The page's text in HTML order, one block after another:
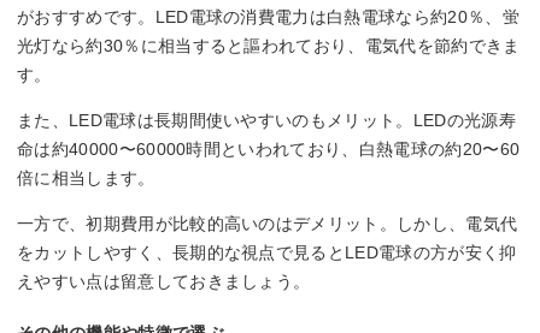
がおすすめです。LED電球の消費電力は白熱電球なら約20％、蛍
光灯なら約30％に相当すると謳われており、電気代を節約できま
す。
また、LED電球は長期間使いやすいのもメリット。LEDの光源寿
命は約40000〜60000時間といわれており、白熱電球の約20〜60
倍に相当します。
一方で、初期費用が比較的高いのはデメリット。しかし、電気代
をカットしやすく、長期的な視点で見るとLED電球の方が安く抑
えやすい点は留意しておきましょう。